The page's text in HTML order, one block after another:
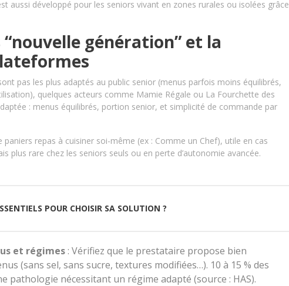
aussi développé pour les seniors vivant en zones rurales ou isolées grâce
“nouvelle génération” et la
pas les plus adaptés au public senior (menus parfois moins équilibrés,
quelques acteurs comme Mamie Régale ou La Fourchette des
: menus équilibrés, portion senior, et simplicité de commande par
paniers repas à cuisiner soi-même (ex : Comme un Chef), utile en cas
plus rare chez les seniors seuls ou en perte d’autonomie avancée.
POUR CHOISIR SA SOLUTION ?
et régimes : Vérifiez que le prestataire propose bien
(sans sel, sans sucre, textures modifiées…). 10 à 15 % des
pathologie nécessitant un régime adapté (source : HAS).